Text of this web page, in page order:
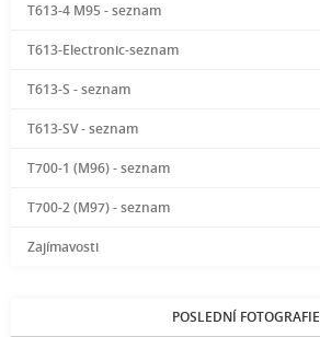
T613-4 M95 - seznam
T613-Electronic-seznam
T613-S - seznam
T613-SV - seznam
T700-1 (M96) - seznam
T700-2 (M97) - seznam
Zajímavosti
POSLEDNÍ FOTOGRAFIE